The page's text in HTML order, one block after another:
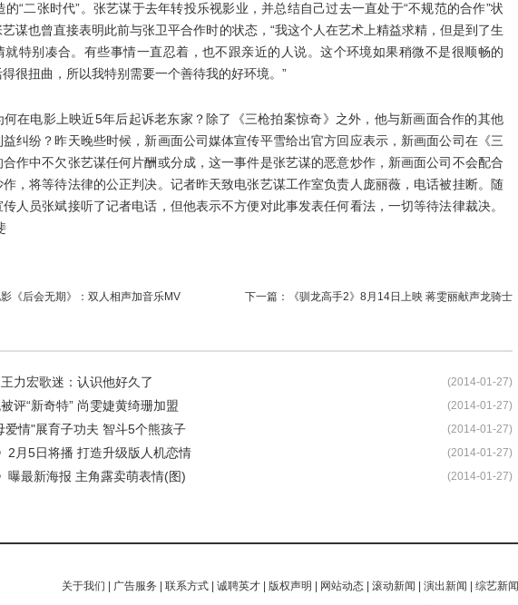
的“二张时代”。张艺谋于去年转投乐视影业，并总结自己过去一直处于“不规范的合作”状
谋也曾直接表明此前与张卫平合作时的状态，“我这个人在艺术上精益求精，但是到了生
就特别凑合。有些事情一直忍着，也不跟亲近的人说。这个环境如果稍微不是很顺畅的
很扭曲，所以我特别需要一个善待我的好环境。”
电影上映近5年后起诉老东家？除了《三枪拍案惊奇》之外，他与新画面合作的其他
纠纷？昨天晚些时候，新画面公司媒体宣传平雪给出官方回应表示，新画面公司在《三
作中不欠张艺谋任何片酬或分成，这一事件是张艺谋的恶意炒作，新画面公司不会配合
，将等待法律的公正判决。记者昨天致电张艺谋工作室负责人庞丽薇，电话被挂断。随
人员张斌接听了记者电话，但他表示不方便对此事发表任何看法，一切等待法律裁决。
《后会无期》：双人相声加音乐MV 下一篇： 《驯龙高手2》8月14日上映 蒋雯丽献声龙骑士
(2014-01-27)
力宏歌迷：认识他好久了
(2014-01-27)
评“新奇特” 尚雯婕黄绮珊加盟
(2014-01-27)
爱情"展育子功夫 智斗5个熊孩子
(2014-01-27)
2月5日将播 打造升级版人机恋情
(2014-01-27)
曝最新海报 主角露卖萌表情(图)
关于我们 广告服务 联系方式| 诚聘英才| 版权声明 网站动态| 滚动新闻 演出新闻 综艺新闻